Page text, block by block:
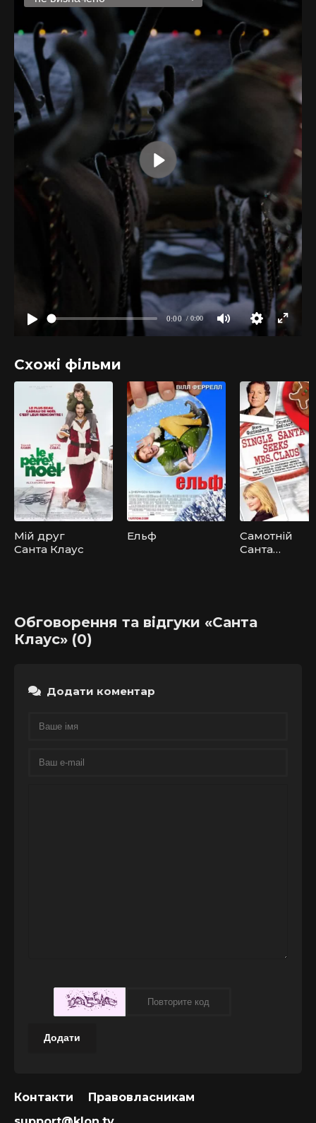
Схожі фільми
Мій друг
Санта Клаус
Ельф
Самотній
Санта
Обговорення та відгуки «Санта
Клаус» (0)
Додати коментар
Додати
Контакти
Правовласникам